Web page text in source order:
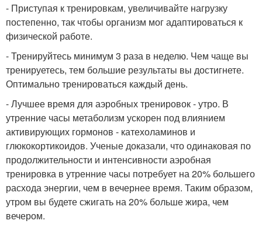
- Приступая к тренировкам, увеличивайте нагрузку
постепенно, так чтобы организм мог адаптироваться к
физической работе.
- Тренируйтесь минимум 3 раза в неделю. Чем чаще вы
тренируетесь, тем большие результаты вы достигнете.
Оптимально тренироваться каждый день.
- Лучшее время для аэробных тренировок - утро. В
утренние часы метаболизм ускорен под влиянием
активирующих гормонов - катехоламинов и
глюкокортикоидов. Ученые доказали, что одинаковая по
продолжительности и интенсивности аэробная
тренировка в утренние часы потребует на 20% большего
расхода энергии, чем в вечернее время. Таким образом,
утром вы будете сжигать на 20% больше жира, чем
вечером.